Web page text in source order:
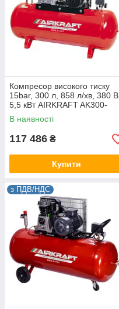
Компресор високого тиску
15bar, 300 л, 858 л/хв, 380 В,
5,5 кВт AIRKRAFT AK300-
15BAR-858-380
В наявності
117 486 ₴
Купити
з ПДВ/НДС